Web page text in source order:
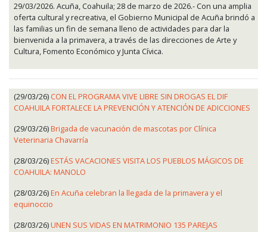
29/03/2026. Acuña, Coahuila; 28 de marzo de 2026.- Con una amplia
oferta cultural y recreativa, el Gobierno Municipal de Acuña brindó a
las familias un fin de semana lleno de actividades para dar la
bienvenida a la primavera, a través de las direcciones de Arte y
Cultura, Fomento Económico y Junta Cívica.
(29/03/26) CON EL PROGRAMA VIVE LIBRE SIN DROGAS EL DIF
COAHUILA FORTALECE LA PREVENCIÓN Y ATENCIÓN DE ADICCIONES
(29/03/26)Brigada de vacunación de mascotas por Clínica
Veterinaria Chavarría
(28/03/26)ESTÁS VACACIONES VISITA LOS PUEBLOS MÁGICOS DE
COAHUILA: MANOLO
(28/03/26)En Acuña celebran la llegada de la primavera y el
equinoccio
(28/03/26)UNEN SUS VIDAS EN MATRIMONIO 135 PAREJAS